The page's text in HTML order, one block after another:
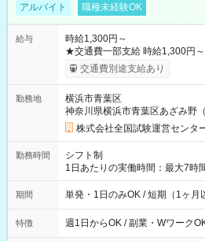
アルバイト 職種未経験OK
給与
時給1,300円～
★交通費一部支給 時給1,300円～ ※試験・役割により手当あり
※勤務回数により昇給あり 【即
り！】 希望される場合、勤務か
例】 ・河合塾模擬試験 8:30～
×8時間＝日収10,400円＋交通費
円の場合あり ・国家試験 7:00
円（役割手当＋100円）×6時間＝日
間】試用期間なし
交通費別途支給あり
勤務地
横浜市青葉区
神奈川県横浜市青葉区あざみ野
株式会社全国試験運営センタ
勤務時間
シフト制
1日あたりの実働時間：最大7
間は 試験により異なります。
期間 単発・1日のみOK / 短期（1ヶ月
特徴 週1日からOK / 副業・Wワーク